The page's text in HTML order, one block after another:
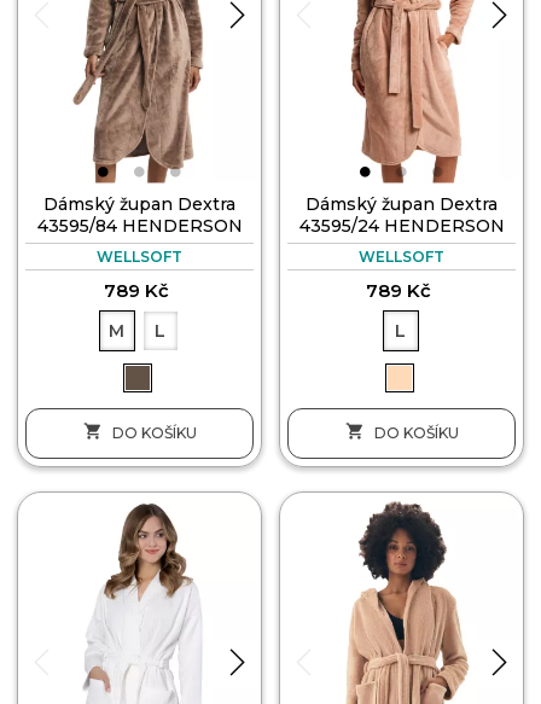
Dámský župan Dextra
43595/84 HENDERSON
WELLSOFT
789 Kč
M L
 DO KOŠÍKU
Dámský župan Dextra
43595/24 HENDERSON
WELLSOFT
789 Kč
L
 DO KOŠÍKU